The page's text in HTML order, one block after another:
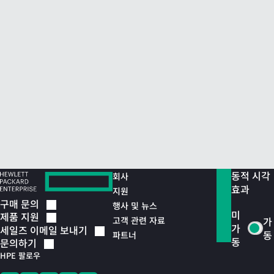
구매 문의
제품 지원
세일즈 이메일 보내기
문의하기
HPE 팔로우
회사
지원
행사 및 뉴스
고객 관련 자료
파트너
동적 시각
효과
미
가
동
가
동